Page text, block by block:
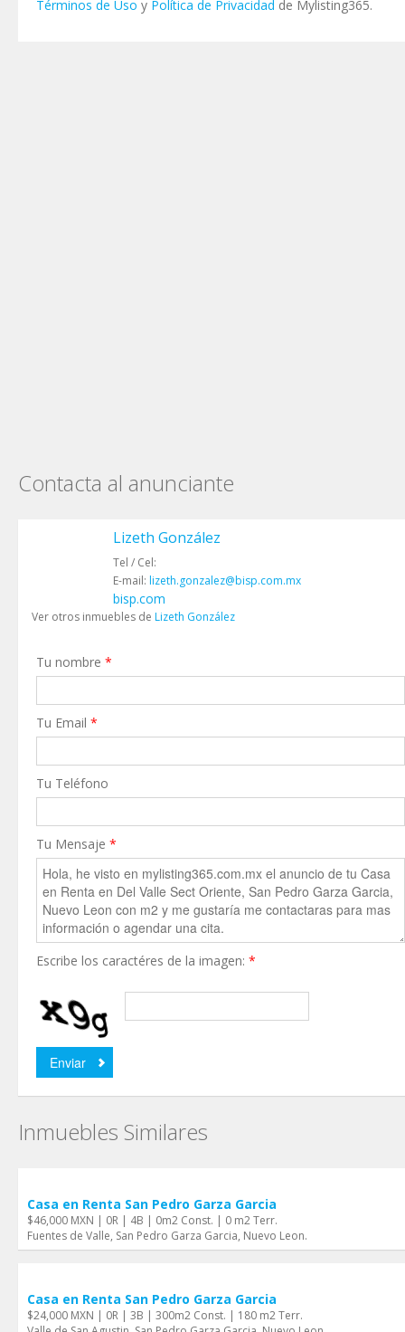
Términos de Uso y Política de Privacidad de Mylisting365.
Contacta al anunciante
Lizeth González
Tel / Cel:
E-mail: lizeth.gonzalez@bisp.com.mx
bisp.com
Ver otros inmuebles de Lizeth González
Tu nombre *
Tu Email *
Tu Teléfono
Tu Mensaje *
Escribe los caractéres de la imagen: *
Inmuebles Similares
Casa en Renta San Pedro Garza Garci­a
$46,000 MXN | 0R | 4B | 0m2 Const. | 0 m2 Terr.
Fuentes de Valle, San Pedro Garza Garci­a, Nuevo Leon.
Casa en Renta San Pedro Garza Garci­a
$24,000 MXN | 0R | 3B | 300m2 Const. | 180 m2 Terr.